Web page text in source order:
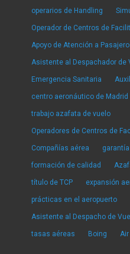
operarios de Handling
Operador de Centros de
Apoyo de Atención a
Asistente al Despachador de
Emergencia Sanitaria
centro aeronáutico de Madrid
trabajo azafata de vuelo
Operadores de Centros de
Compañías aérea
formación de calidad
título de TCP expansión
prácticas en el aeropuerto
Asistente al Despacho de
tasas aéreas Boing Air